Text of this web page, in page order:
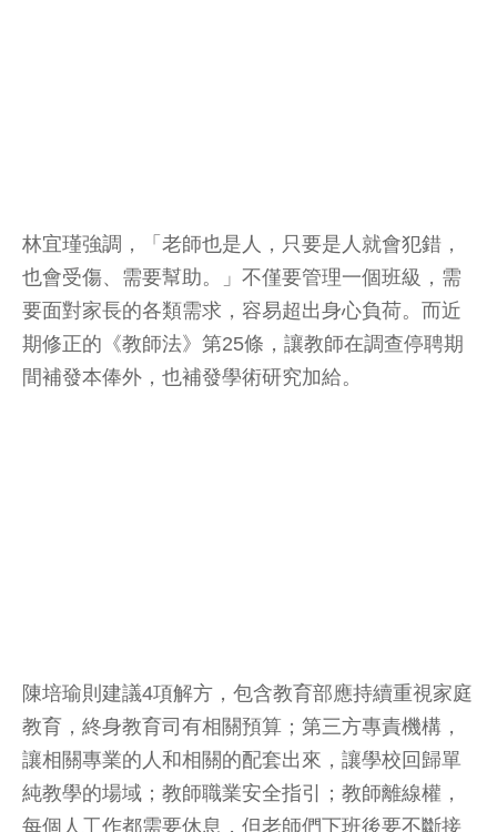
林宜瑾強調，「老師也是人，只要是人就會犯錯，
也會受傷、需要幫助。」不僅要管理一個班級，需
要面對家長的各類需求，容易超出身心負荷。而近
期修正的《教師法》第25條，讓教師在調查停聘期
間補發本俸外，也補發學術研究加給。
陳培瑜則建議4項解方，包含教育部應持續重視家庭
教育，終身教育司有相關預算；第三方專責機構，
讓相關專業的人和相關的配套出來，讓學校回歸單
純教學的場域；教師職業安全指引；教師離線權，
每個人工作都需要休息，但老師們下班後要不斷接